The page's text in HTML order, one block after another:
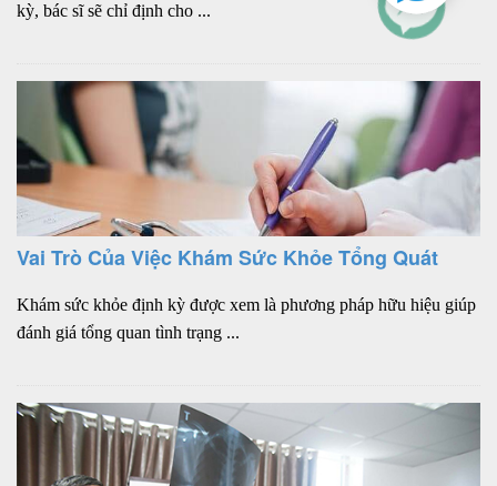
kỳ, bác sĩ sẽ chỉ định cho ...
Vai Trò Của Việc Khám Sức Khỏe Tổng Quát
Khám sức khỏe định kỳ được xem là phương pháp hữu hiệu giúp
đánh giá tổng quan tình trạng ...